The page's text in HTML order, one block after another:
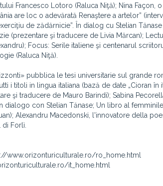
Francesco Lotoro (Raluca Niţă); Nina Façon,
are loc o adevărată Renaştere a artelor”
de zădărnicie”. În dialog cu Stelian
(prezentare şi traducere de Livia Mărcan);
Focus: Serile italiene şi centenarul
(Raluca Niţă).
pubblica le tesi universitarie sul grande
i titoli in lingua italiana (bază de date „Cioran în
şi traducere de Mauro Barindi); Sabina
dialogo con Stelian Tănase; Un libro al
Alexandru Macedonski, l'innovatore della
Forlì.
www.orizonturiculturale.ro/ro_home.html
it_home.html